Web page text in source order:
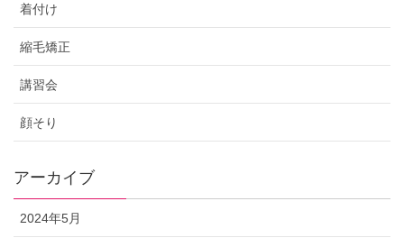
着付け
縮毛矯正
講習会
顔そり
アーカイブ
2024年5月